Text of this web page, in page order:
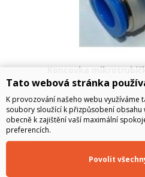
Koncovka
Jackmoon slouží jako
odolná vůči tlakům při
Tato webová stránka
K provozování našeho webu využíváme
soubory sloužící k přizpůsobení obsahu
obecně k zajištění vaší maximální
preferencích.
Povolit